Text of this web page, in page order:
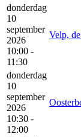
donderdag
10
september
2026
10:00 -
11:30
Velp,
donderdag
10
september
2026
10:30 -
12:00